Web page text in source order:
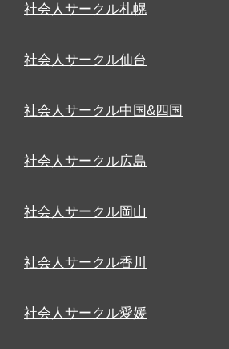
社会人サークル札幌
社会人サークル仙台
社会人サークル中国&四国
社会人サークル広島
社会人サークル岡山
社会人サークル香川
社会人サークル愛媛